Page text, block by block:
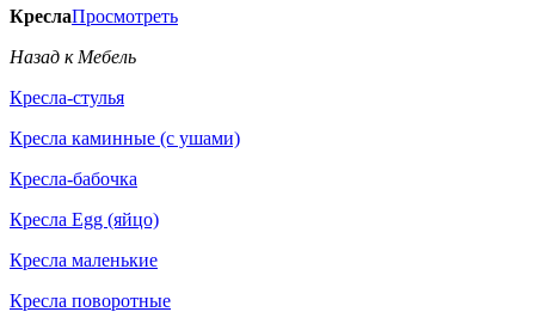
КреслаПросмотреть
Назад к Мебель
Кресла-стулья
Кресла каминные (с ушами)
Кресла-бабочка
Кресла Egg (яйцо)
Кресла маленькие
Кресла поворотные